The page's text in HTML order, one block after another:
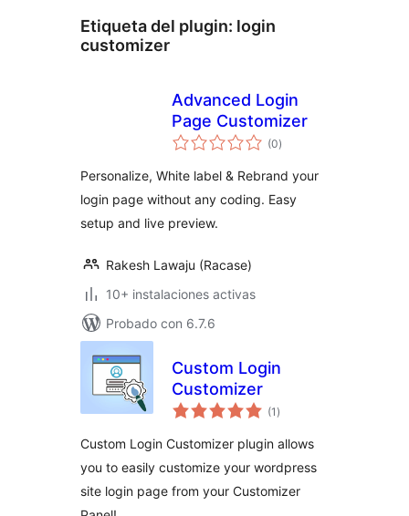
Etiqueta del plugin: login
customizer
Advanced Login
Page Customizer
(0total
de
)
Personalize, White label & Rebrand your
login page without any coding. Easy
setup and live preview.
Rakesh Lawaju (Racase)
10+ instalaciones activas
Probado con 6.7.6
Custom Login
Customizer
(1 total
de
)
Custom Login Customizer plugin allows
you to easily customize your wordpress
site login page from your Customizer